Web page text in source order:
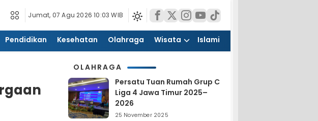
Jumat, 07 Agu 2026 10:03 WIB
Pendidikan Kesehatan Olahraga Wisata Islami
OLAHRAGA
Persatu Tuan Rumah Grup C
Liga 4 Jawa Timur 2025–
2026
25 November 2025